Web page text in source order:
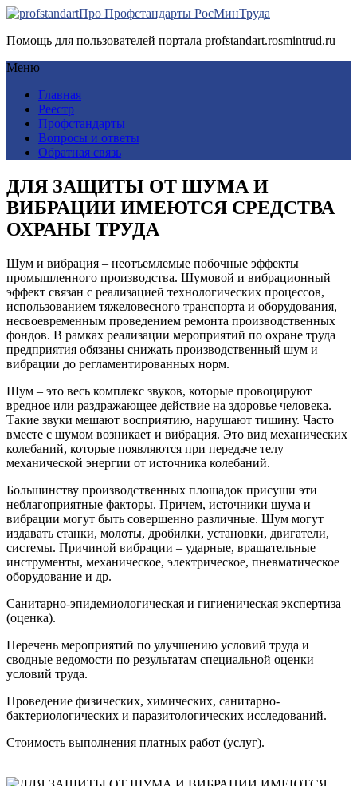
Про Профстандарты РосМинТруда
Помощь для пользователей портала profstandart.rosmintrud.ru
Меню
Главная
Реестр
Профстандарты
Вопросы и ответы
Обратная связь
ДЛЯ ЗАЩИТЫ ОТ ШУМА И
ВИБРАЦИИ ИМЕЮТСЯ СРЕДСТВА
ОХРАНЫ ТРУДА
Шум и вибрация – неотъемлемые побочные эффекты
промышленного производства. Шумовой и вибрационный
эффект связан с реализацией технологических процессов,
использованием тяжеловесного транспорта и оборудования,
несвоевременным проведением ремонта производственных
фондов. В рамках реализации мероприятий по охране труда
предприятия обязаны снижать производственный шум и
вибрации до регламентированных норм.
Шум – это весь комплекс звуков, которые провоцируют
вредное или раздражающее действие на здоровье человека.
Такие звуки мешают восприятию, нарушают тишину. Часто
вместе с шумом возникает и вибрация. Это вид механических
колебаний, которые появляются при передаче телу
механической энергии от источника колебаний.
Большинству производственных площадок присущи эти
неблагоприятные факторы. Причем, источники шума и
вибрации могут быть совершенно различные. Шум могут
издавать станки, молоты, дробилки, установки, двигатели,
системы. Причиной вибрации – ударные, вращательные
инструменты, механическое, электрическое, пневматическое
оборудование и др.
Санитарно-эпидемиологическая и гигиеническая экспертиза
(оценка).
Перечень мероприятий по улучшению условий труда и
сводные ведомости по результатам специальной оценки
условий труда.
Проведение физических, химических, санитарно-
бактериологических и паразитологических исследований.
Стоимость выполнения платных работ (услуг).